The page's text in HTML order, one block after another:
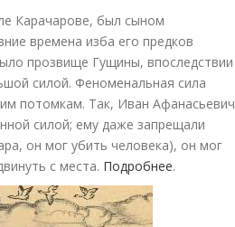
Карачарове, был сыном
времена изба его предков
прозвище Гущины, впоследствии
силой. Феноменальная сила
потомкам. Так, Иван Афанасьевич
силой; ему даже запрещали
он мог убить человека), он мог
с места. Подробнее.